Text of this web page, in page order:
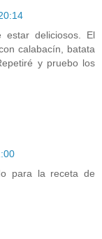
estar deliciosos. El
calabacín, batata
y pruebo los
para la receta de